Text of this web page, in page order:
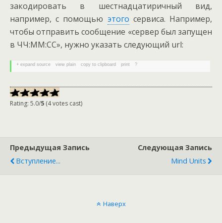
закодировать в шестнадцатиричный вид,
например, с помощью этого сервиса. Например,
чтобы отправить сообщение «сервер был запущен
в ЧЧ:ММ:СС», нужно указать следующий url:
+ expand source view plain copy to clipboard print ?
Rating: 5.0/5 (4 votes cast)
Предыдущая Запись
Вступление...
Следующая Запись
Mind Units
Наверх